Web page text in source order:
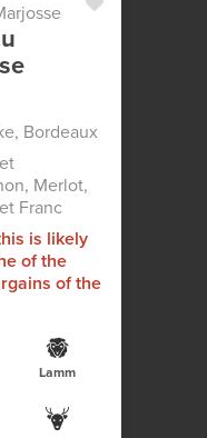
Bordeaux
Merlot,
Franc
is likely
of the
of the
Lamm